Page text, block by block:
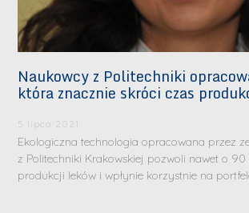
Naukowcy z Politechniki
która znacznie skróci czas
5 lipca 2021
Ekologiczna technologia opracowana przez
z Politechniki Krakowskiej pozwoli nawet o
produkcji leków i wpłynie korzystnie na